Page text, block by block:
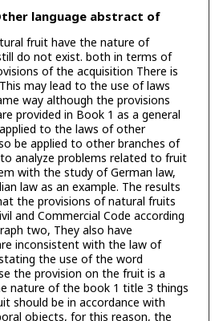
language abstract of
fruit have the nature of
do not exist. both in terms of
of the acquisition There is
may lead to the use of laws
way although the provisions
provided in Book 1 as a general
to the laws of other
be applied to other branches of
analyze problems related to fruit
with the study of German law,
law as an example. The results
the provisions of natural fruits
and Commercial Code according
two, They also have
inconsistent with the law of
the use of the word
the provision on the fruit is a
nature of the book 1 title 3 things
should be in accordance with
objects, for this reason, the